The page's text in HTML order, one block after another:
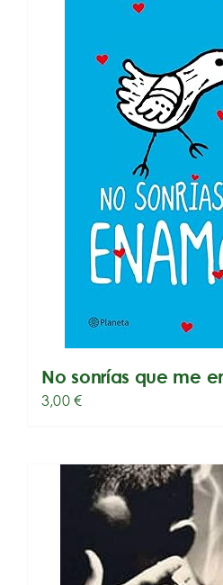
No sonrías que me
3,00€